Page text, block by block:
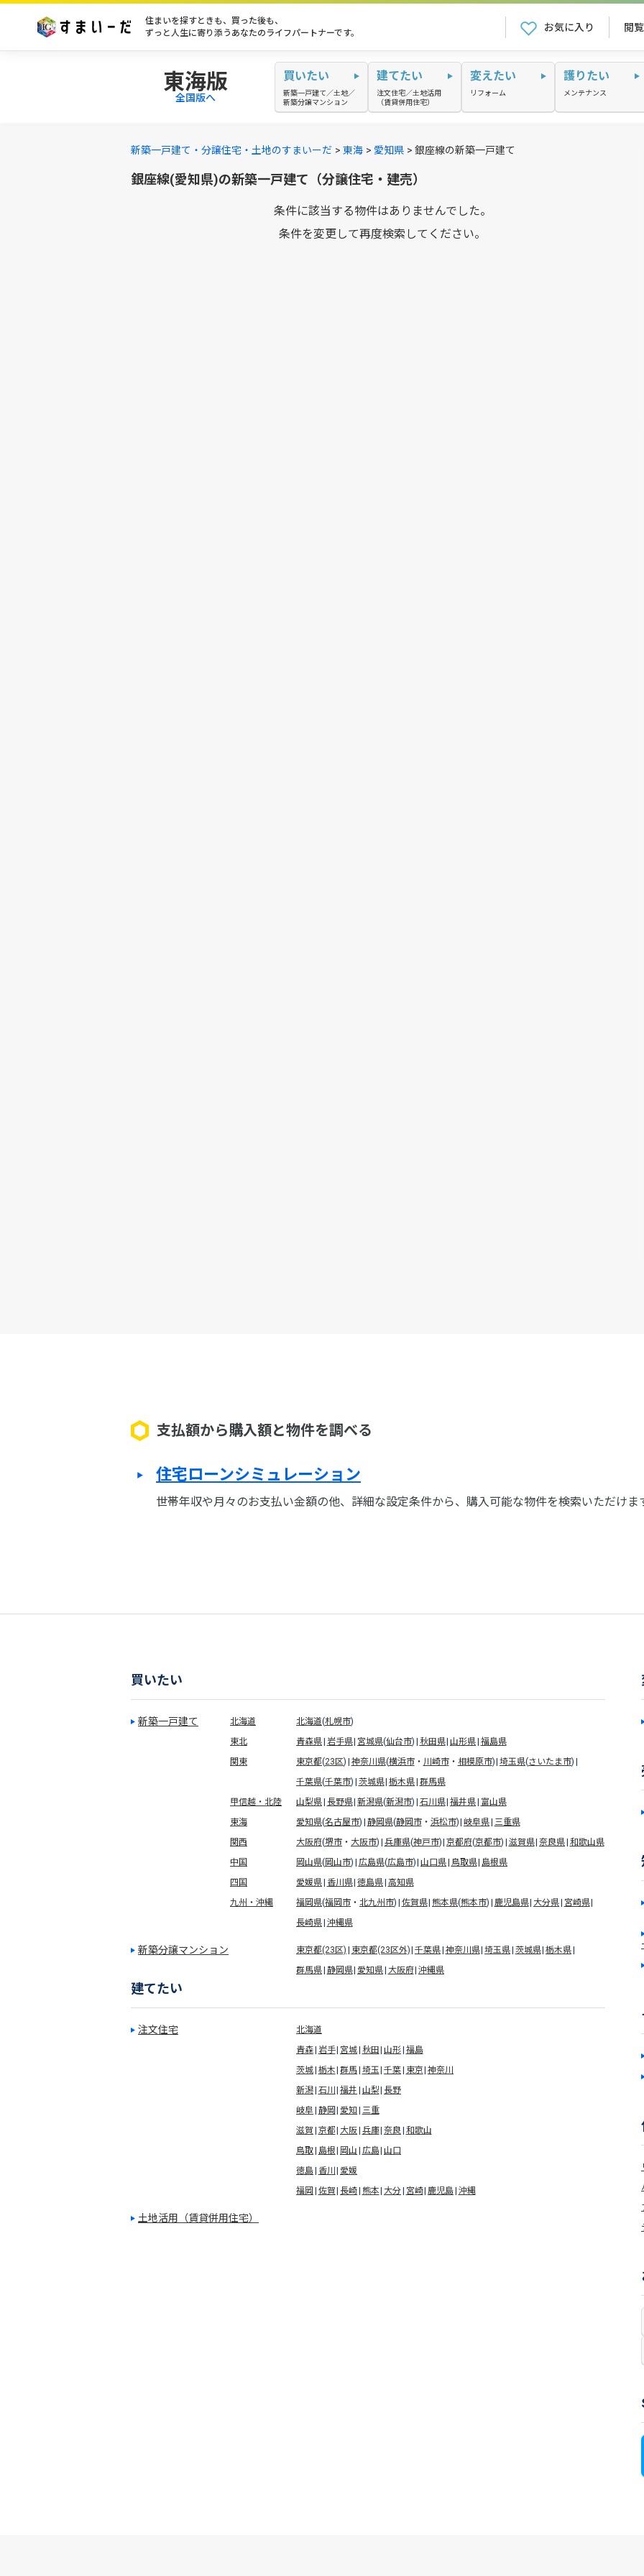
住まいを探すときも、買った後も、
ずっと人生に寄り添うあなたのライフパートナーです。
お気に入り 閲
東海版
全国版へ
買いたい
新築一戸建て／土地／
新築分譲マンション
建てたい
注文住宅／土地活用
（賃貸併用住宅）
変えたい
リフォーム
護りたい
メンテナンス
新築一戸建て・分譲住宅・土地のすまいーだ 東海 愛知県 銀座線の新築一戸建て
銀座線(愛知県)の新築一戸建て（分譲住宅・建売）
条件に該当する物件はありませんでした。
条件を変更して再度検索してください。
支払額から購入額と物件を調べる
住宅ローンシミュレーション
世帯年収や月々のお支払い金額の他、詳細な設定条件から、購入可能な物件を検索いただけま
買いたい
新築一戸建て 北海道 北海道(札幌市)
東北
青森県 岩手県 宮城県(仙台市) 秋田県 山形県 福島県
関東
東京都(23区) 神奈川県(横浜市・ 川崎市・ 相模原市) 埼玉県(さいたま市)
千葉県(千葉市) 茨城県 栃木県 群馬県
甲信越・北陸
山梨県 長野県 新潟県(新潟市) 石川県 福井県 富山県
東海
愛知県(名古屋市) 静岡県(静岡市・ 浜松市) 岐阜県 三重県
関西
大阪府(堺市 ・ 大阪市) 兵庫県(神戸市) 京都府(京都市) 滋賀県 奈良県 和歌山県
中国
岡山県(岡山市) 広島県(広島市) 山口県 鳥取県 島根県
四国
愛媛県 香川県 徳島県 高知県
九州・沖縄
福岡県(福岡市 ・ 北九州市) 佐賀県 熊本県(熊本市) 鹿児島県 大分県 宮崎県
長崎県 沖縄県
新築分譲マンション 東京都(23区) 東京都(23区外) 千葉県 神奈川県 埼玉県 茨城県 栃木県
群馬県 静岡県 愛知県 大阪府 沖縄県
建てたい
注文住宅
北海道
青森 岩手 宮城 秋田 山形 福島
茨城 栃木 群馬 埼玉 千葉 東京 神奈川
新潟 石川 福井 山梨 長野
岐阜 静岡 愛知
三重
滋賀 京都 大阪 兵庫 奈良 和歌山
鳥取 島根 岡山 広島 山口
徳島 香川
愛媛
福岡
佐賀 長崎 熊本 大分 宮崎 鹿児島 沖縄
土地活用（賃貸併用住宅）